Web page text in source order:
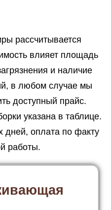
рассчитывается
влияет площадь
и наличие
в любом случае мы
доступный прайс.
указана в таблице.
дней, оплата по факту
работы.